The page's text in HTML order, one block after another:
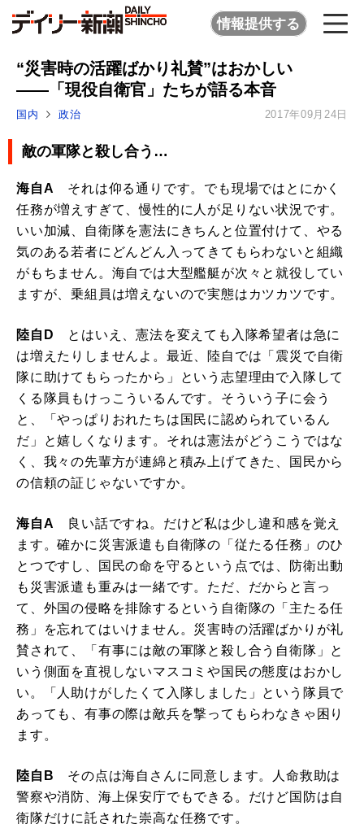
情報提供する
“災害時の活躍ばかり礼賛”はおかしい
――「現役自衛官」たちが語る本音
国内 政治 2017年09月24日
敵の軍隊と殺し合う…
海自A それは仰る通りです。でも現場ではとにかく
任務が増えすぎて、慢性的に人が足りない状況です。
いい加減、自衛隊を憲法にきちんと位置付けて、やる
気のある若者にどんどん入ってきてもらわないと組織
がもちません。海自では大型艦艇が次々と就役してい
ますが、乗組員は増えないので実態はカツカツです。
陸自D とはいえ、憲法を変えても入隊希望者は急に
は増えたりしませんよ。最近、陸自では「震災で自衛
隊に助けてもらったから」という志望理由で入隊して
くる隊員もけっこういるんです。そういう子に会う
と、「やっぱりおれたちは国民に認められているん
だ」と嬉しくなります。それは憲法がどうこうではな
く、我々の先輩方が連綿と積み上げてきた、国民から
の信頼の証じゃないですか。
海自A 良い話ですね。だけど私は少し違和感を覚え
ます。確かに災害派遣も自衛隊の「従たる任務」のひ
とつですし、国民の命を守るという点では、防衛出動
も災害派遣も重みは一緒です。ただ、だからと言っ
て、外国の侵略を排除するという自衛隊の「主たる任
務」を忘れてはいけません。災害時の活躍ばかりが礼
賛されて、「有事には敵の軍隊と殺し合う自衛隊」と
いう側面を直視しないマスコミや国民の態度はおかし
い。「人助けがしたくて入隊しました」という隊員で
あっても、有事の際は敵兵を撃ってもらわなきゃ困り
ます。
陸自B その点は海自さんに同意します。人命救助は
警察や消防、海上保安庁でもできる。だけど国防は自
衛隊だけに託された崇高な任務です。